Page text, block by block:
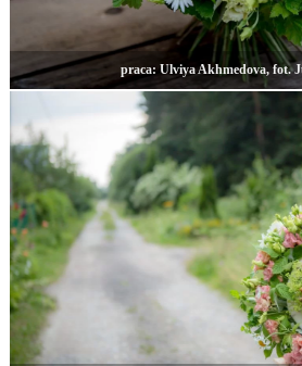
praca: Ulviya Akhmedova, fot.